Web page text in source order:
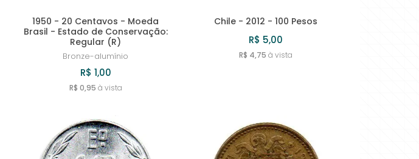
1950 - 20 Centavos - Moeda
Brasil - Estado de Conservação:
Regular (R)
Bronze-alumínio
R$ 1,00
R$ 0,95 à vista
Chile - 2012 - 100 Pesos
R$ 5,00
R$ 4,75 à vista